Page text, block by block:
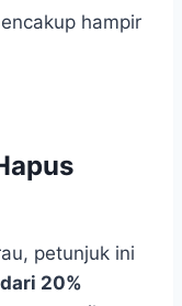
hampir
petunjuk ini
20%